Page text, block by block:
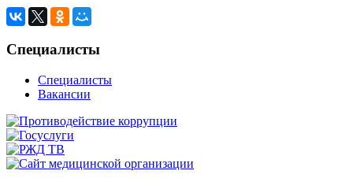
Специалисты
Специалисты
Вакансии